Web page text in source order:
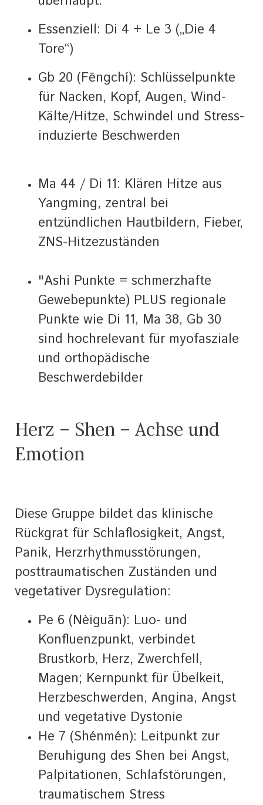
Essenziell: Di 4 + Le 3 („Die 4
Tore“)
Gb 20 (Fēngchí): Schlüsselpunkte
für Nacken, Kopf, Augen, Wind-
Kälte/Hitze, Schwindel und Stress-
induzierte Beschwerden
Ma 44 / Di 11: Klären Hitze aus
Yangming, zentral bei
entzündlichen Hautbildern, Fieber,
ZNS-Hitzezuständen
"Ashi Punkte = schmerzhafte
Gewebepunkte) PLUS regionale
Punkte wie Di 11, Ma 38, Gb 30
sind hochrelevant für myofasziale
und orthopädische
Beschwerdebilder
Herz – Shen – Achse und
Emotion
Diese Gruppe bildet das klinische
Rückgrat für Schlaflosigkeit, Angst,
Panik, Herzrhythmusstörungen,
posttraumatischen Zuständen und
vegetativer Dysregulation:
Pe 6 (Nèiguān): Luo- und
Konfluenzpunkt, verbindet
Brustkorb, Herz, Zwerchfell,
Magen; Kernpunkt für Übelkeit,
Herzbeschwerden, Angina, Angst
und vegetative Dystonie
He 7 (Shénmén): Leitpunkt zur
Beruhigung des Shen bei Angst,
Palpitationen, Schlafstörungen,
traumatischem Stress